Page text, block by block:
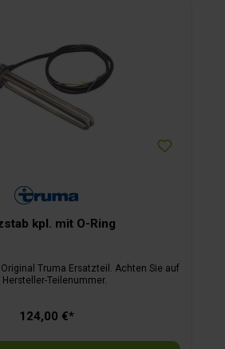
kpl. mit O-Ring
Truma Ersatzteil. Achten Sie auf
Hersteller-Teilenummer.
124,00 €*